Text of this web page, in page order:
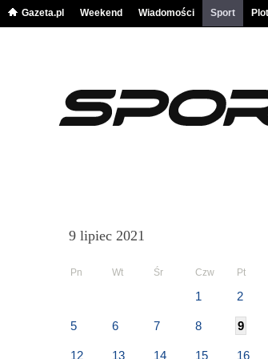
Gazeta.pl Weekend Wiadomości Sport
9 lipiec 2021
Pn Wt Śr Czw Pt
1 2
5 6 7 8 9
12 13 14 15 16